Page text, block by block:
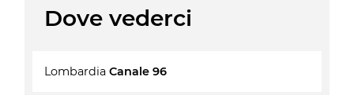
Dove vederci
LombardiaCanale 96